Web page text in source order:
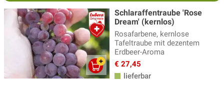
Schlaraffentraube 'Rose
Dream' (kernlos)
Rosafarbene, kernlose
Tafeltraube mit dezentem
Erdbeer-Aroma
€ 27,45
lieferbar